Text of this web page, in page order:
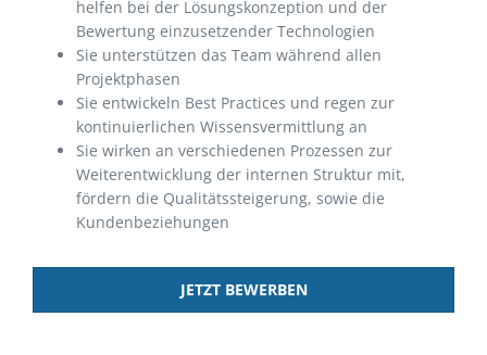
helfen bei der Lösungskonzeption und der
Bewertung einzusetzender Technologien
Sie unterstützen das Team während allen
Projektphasen
Sie entwickeln Best Practices und regen zur
kontinuierlichen Wissensvermittlung an
Sie wirken an verschiedenen Prozessen zur
Weiterentwicklung der internen Struktur mit,
fördern die Qualitätssteigerung, sowie die
Kundenbeziehungen
JETZT BEWERBEN